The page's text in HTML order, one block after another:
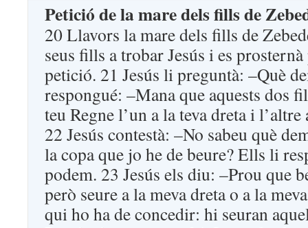
Petició de la mare dels fills de
20 Llavors la mare dels fills de
seus fills a trobar Jesús i es
petició. 21 Jesús li preguntà: –Què
respongué: –Mana que aquests dos
teu Regne l’un a la teva dreta i l’altre
22 Jesús contestà: –No sabeu què
la copa que jo he de beure? Ells li
podem. 23 Jesús els diu: –Prou que
però seure a la meva dreta o a la
qui ho ha de concedir: hi seuran